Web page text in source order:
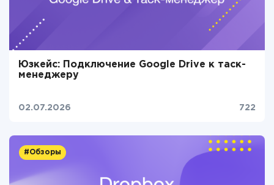
Юзкейс: Подключение Google Drive к таск-
менеджеру
02.07.2026 722
#Обзоры